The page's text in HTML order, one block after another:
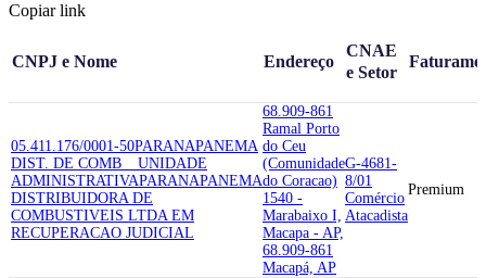
Copiar link
CNPJ e Nome Endereço
CNAE
e Setor
05.411.176/0001-50PARANAPANEMA
DIST. DE COMB _ UNIDADE
ADMINISTRATIVAPARANAPANEMA
DISTRIBUIDORA DE
COMBUSTIVEIS LTDA EM
RECUPERACAO JUDICIAL
68.909-861
Ramal Porto
do Ceu
(Comunidade
do Coracao)
1540 -
Marabaixo I,
Macapa - AP,
68.909-861
Macapá, AP
G-4681-
8/01
Comércio
Atacadista
Premium